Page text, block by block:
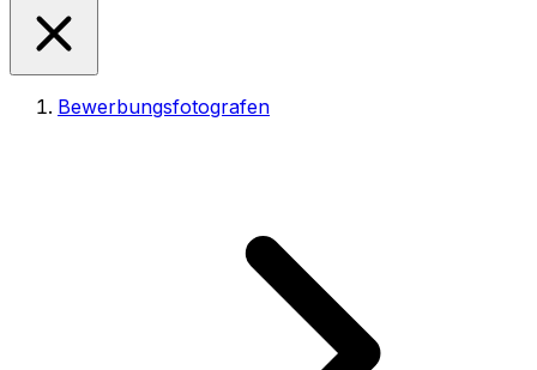
Bewerbungsfotografen